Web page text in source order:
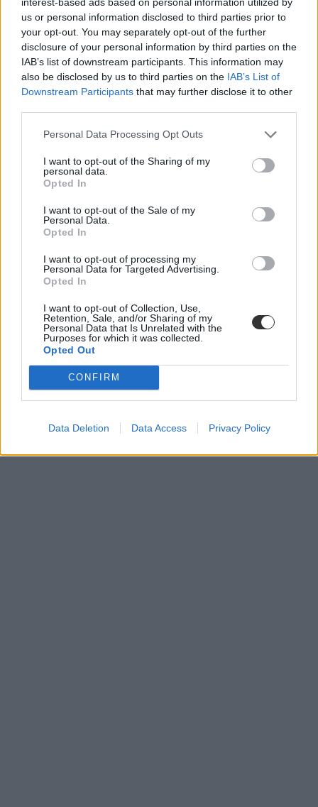
us or personal information disclosed to third parties prior to
your opt-out. You may separately opt-out of the further
disclosure of your personal information by third parties on the
IAB’s list of downstream participants. This information may
also be disclosed by us to third parties on the IAB’s List of
Downstream Participants that may further disclose it to other
Personal Data Processing Opt Outs
I want to opt-out of the Sharing of my
personal data.
Opted In
I want to opt-out of the Sale of my
Personal Data.
Opted In
I want to opt-out of processing my
Personal Data for Targeted Advertising.
Opted In
I want to opt-out of Collection, Use,
Retention, Sale, and/or Sharing of my
Personal Data that Is Unrelated with the
Purposes for which it was collected.
Opted Out
CONFIRM
Data Deletion Data Access Privacy Policy
felvételi pontszámítás
Országos Középiskolai Tanulmányi Verseny
felvételi pontszámítás 2023